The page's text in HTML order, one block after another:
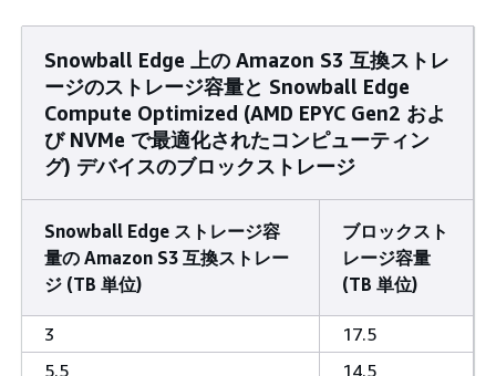
Snowball Edge 上の Amazon S3 互換ストレ
ージのストレージ容量と Snowball Edge
Compute Optimized (AMD EPYC Gen2 およ
び NVMe で最適化されたコンピューティン
グ) デバイスのブロックストレージ
Snowball Edge ストレージ容
量の Amazon S3 互換ストレー
ジ (TB 単位)
ブロックスト
レージ容量
(TB 単位)
3
17.5
5.5
14.5